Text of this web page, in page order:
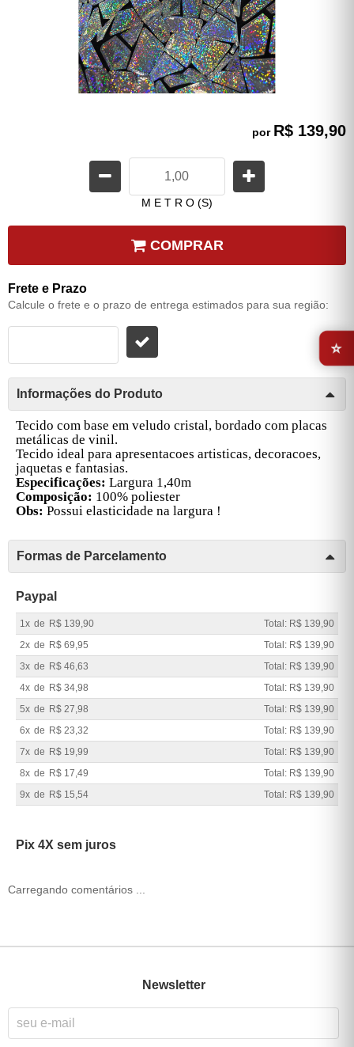
por R$ 139,90
M E T R O (S)
COMPRAR
Frete e Prazo
Calcule o frete e o prazo de entrega estimados para sua região:
Informações do Produto
Tecido com base em veludo cristal, bordado com placas
metálicas de vinil.
Tecido ideal para apresentacoes artisticas, decoracoes,
jaquetas e fantasias.
Especificações: Largura 1,40m
Composição: 100% poliester
Obs: Possui elasticidade na largura !
Formas de Parcelamento
Paypal
1x de R$ 139,90
Total: R$ 139,90
2x de R$ 69,95
Total: R$ 139,90
3x de R$ 46,63
Total: R$ 139,90
4x de R$ 34,98
Total: R$ 139,90
5x de R$ 27,98
Total: R$ 139,90
6x de R$ 23,32
Total: R$ 139,90
7x de R$ 19,99
Total: R$ 139,90
8x de R$ 17,49
Total: R$ 139,90
9x de R$ 15,54 Total: R$ 139,90
Pix 4X sem juros
Carregando comentários ...
Newsletter
⭐